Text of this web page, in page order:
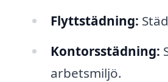
Flyttstädning:
Kontorsstädning:
arbetsmiljö.